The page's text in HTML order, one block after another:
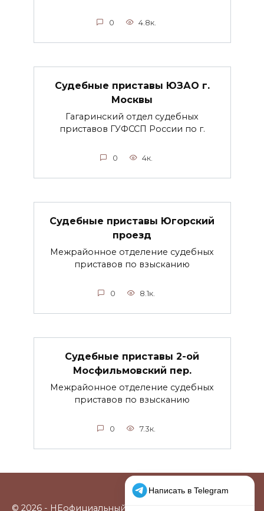
0 4.8к.
Судебные приставы ЮЗАО г.
Москвы
Гагаринский отдел судебных
приставов ГУФССП России по г.
0 4к.
Судебные приставы Югорский
проезд
Межрайонное отделение судебных
приставов по взысканию
0 8.1к.
Судебные приставы 2-ой
Мосфильмовский пер.
Межрайонное отделение судебных
приставов по взысканию
0 7.3к.
© 2026 - НЕофициальный информационный сайт,